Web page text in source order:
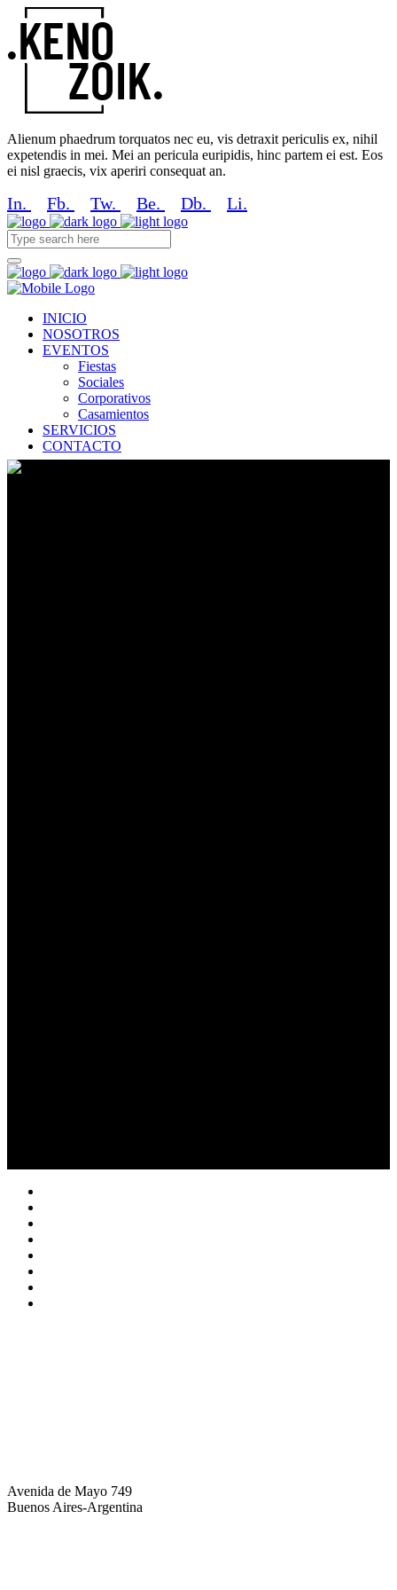
Alienum phaedrum torquatos nec eu, vis detraxit periculis ex, nihil
expetendis in mei. Mei an pericula euripidis, hinc partem ei est. Eos
ei nisl graecis, vix aperiri consequat an.
In. Fb. Tw. Be. Db. Li.
INICIO
NOSOTROS
EVENTOS
Fiestas
Sociales
Corporativos
Casamientos
SERVICIOS
CONTACTO
Avenida de Mayo 749
Buenos Aires-Argentina